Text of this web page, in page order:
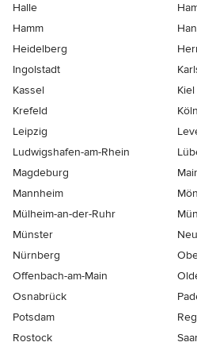
Halle
Hamm
Heidelberg
Ingolstadt
Kassel
Kiel
Krefeld
Köln
Leipzig
Ludwigshafen-am-Rhein
Magdeburg
Mannheim
Mülheim-an-der-Ruhr
Münster
Nürnberg
Offenbach-am-Main
Osnabrück
Potsdam
Rostock